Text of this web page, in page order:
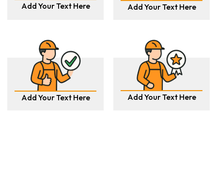
Add Your Text Here Add Your Text Here
Add Your Text Here Add Your Text Here